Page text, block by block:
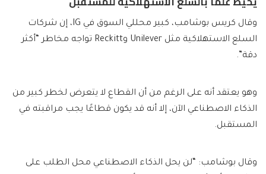
وقال كريس بوشامب، كبير محللي السوق في IG، إن شركات
السلع الاستهلاكية مثل Unilever وReckitt تواجه مخاطر “أكثر
دقة”.
وهو يعتقد أنه على الرغم من أن القطاع لا يتعرض لخطر كبير من
الذكاء الاصطناعي الآن، إلا أنه قد يكون قطاعًا يجب مراقبته في
المستقبل.
وقال بوشامب: “لن يحل الذكاء الاصطناعي محل الطلب على